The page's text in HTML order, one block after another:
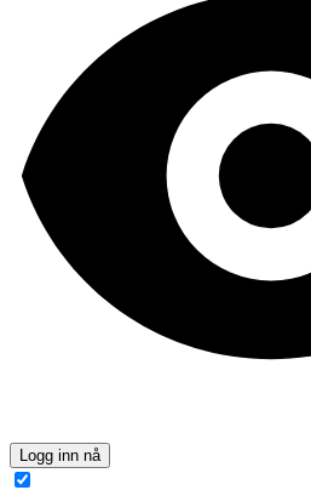
Logg inn nå